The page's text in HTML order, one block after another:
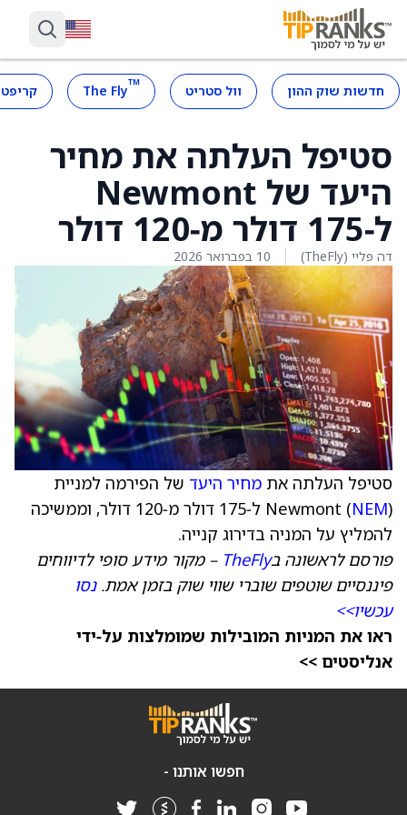
חדשות שוק ההון וול סטריט ™
The Fly
סטיפל העלתה את מחיר
היעד של Newmont
ל‑175 דולר מ‑120 דולר
דה פליי (TheFly) 10 בפברואר 2026
סטיפל העלתה את מחיר היעד של הפירמה למניית
Newmont (NEM
) ל‑175 דולר מ‑120 דולר, וממשיכה
להמליץ על המניה בדירוג קנייה.
פורסם לראשונה בTheFly – מקור מידע סופי לדיווחים
פיננסיים שוטפים שוברי שווי שוק בזמן אמת.נסו
עכשיו>>
ראו את המניות המובילות שמומלצות על‑ידי
אנליסטים >>
חפשו אותנו -